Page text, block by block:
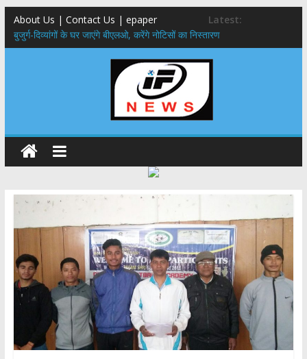
About Us | Contact Us | epaper
Latest:
बुजुर्ग-दिव्यांगों के घर जाएंगे बीएलओ, करेंगे नोटिसों का निस्तारण
24×7 अलर्ट मोड में रहें अधिकारी-मुख्य सचिव मानसून-एसईओसी से मुख्य सचिव ने
की विस्तृत समीक्षा कहा-बंद सड़कों को शीघ्र खोला जाए, लोगों को न हो दिक्कत
459 करोड़ से एचएनबी गढ़वाल विश्वविद्यालय में अनुसंधान संरचना होगी सुदृढ,उच्च
शिक्षा मंत्री धन सिंह रावत ने नवनियुक्त केन्द्रीय शिक्षा मंत्री से की मुलाकात
मुख्यमंत्री से महानिदेशक एनसीसी ने की शिष्टाचार भेंट,उत्तराखण्ड में एनसीसी के
विस्तार एवं आधुनिक आधारभूत संरचना के विकास पर हुई महत्वपूर्ण चर्चा
एमडीडीए बोर्ड बैठक, देहरादून और मसूरी के विकास के लिए 25 बड़े प्रस्तावों को मिली
हरी झंडी